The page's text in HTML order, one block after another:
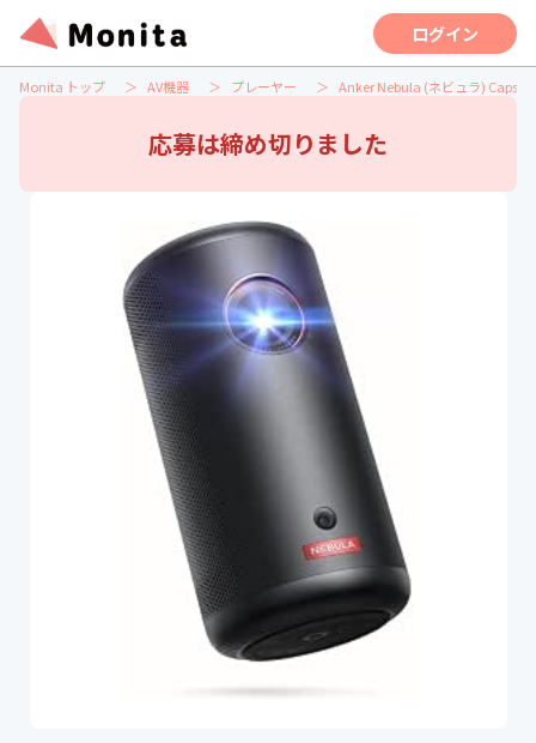
ログイン
Monita トップ AV機器 プレーヤー Anker Nebula (ネビュラ)
応募は締め切りました